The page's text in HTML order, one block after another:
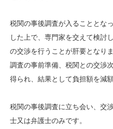
税関の事後調査が入ることとな
した上で、専門家を交えて検討
の交渉を行うことが肝要となり
調査の事前準備、税関との交渉
得られ、結果として負担額を減
税関の事後調査に立ち会い、交
士又は弁護士のみです。